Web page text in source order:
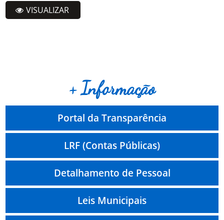
VISUALIZAR
+ Informação
Portal da Transparência
LRF (Contas Públicas)
Detalhamento de Pessoal
Leis Municipais